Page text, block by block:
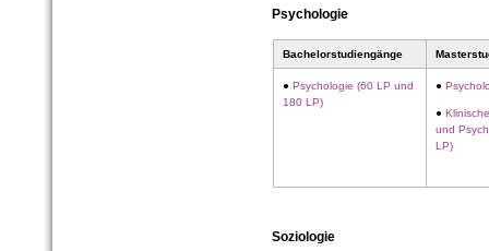
Psychologie
Bachelorstudiengänge
●Psychologie (60 LP und
180 LP)
●
●
und
LP)
Soziologie